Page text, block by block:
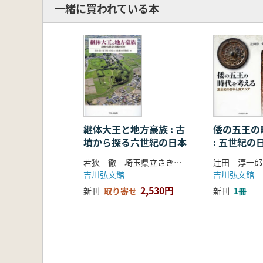
一緒に買われている本
継体大王と地方豪族 : 古
墳から探る六世紀の日本
若狭 徹 埼玉県立さきたま史跡の博物館 編
吉川弘文館
新刊 取り寄せ 2,530円
倭の五王
: 五世紀の
ア
辻田 淳一郎
吉川弘文館
新刊 1冊